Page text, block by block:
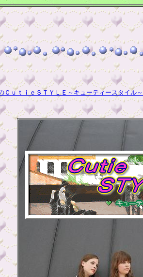
ＣｕｔｉｅＳＴＹＬＥ～キューティースタイル～